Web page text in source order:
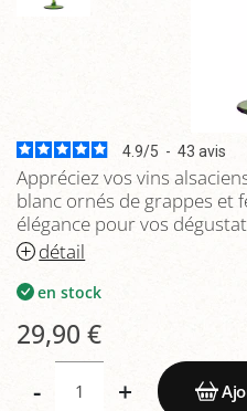
4.9/5 - 43 avis
Appréciez vos vins
blanc ornés de grappes et
élégance pour vos
détail
en stock
29,90 €
-
+